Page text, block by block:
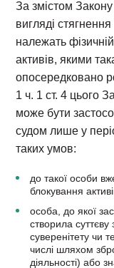
За змістом Закону
вигляді
належать
активів, якими
опосередковано
1 ч. 1 ст. 4 цього
може бути
судом лише у
таких умов:
до такої особи
блокування
особа, до якої
створила суттєву
суверенітету чи
числі шляхом
діяльності) або